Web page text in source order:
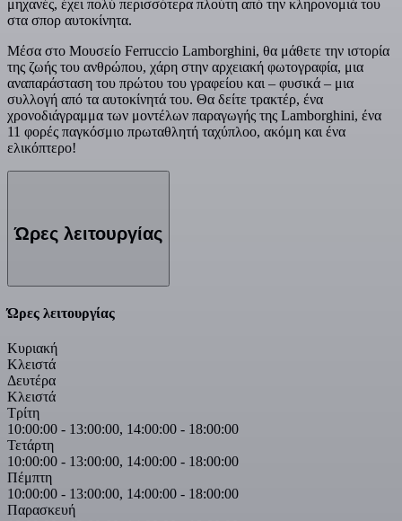
μηχανές, έχει πολύ περισσότερα πλούτη από την κληρονομιά του
στα σπορ αυτοκίνητα.
Μέσα στο Μουσείο Ferruccio Lamborghini, θα μάθετε την ιστορία
της ζωής του ανθρώπου, χάρη στην αρχειακή φωτογραφία, μια
αναπαράσταση του πρώτου του γραφείου και – φυσικά – μια
συλλογή από τα αυτοκίνητά του. Θα δείτε τρακτέρ, ένα
χρονοδιάγραμμα των μοντέλων παραγωγής της Lamborghini, ένα
11 φορές παγκόσμιο πρωταθλητή ταχύπλοο, ακόμη και ένα
ελικόπτερο!
Ώρες λειτουργίας
Ώρες λειτουργίας
Κυριακή
Κλειστά
Δευτέρα
Κλειστά
Τρίτη
10:00:00 - 13:00:00, 14:00:00 - 18:00:00
Τετάρτη
10:00:00 - 13:00:00, 14:00:00 - 18:00:00
Πέμπτη
10:00:00 - 13:00:00, 14:00:00 - 18:00:00
Παρασκευή